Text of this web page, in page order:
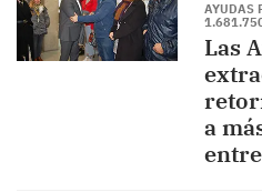
AYUDAS
Las
a